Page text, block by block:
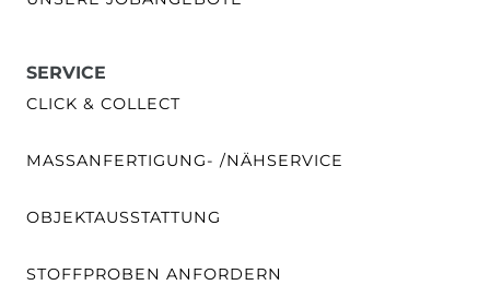
SERVICE
CLICK & COLLECT
MASSANFERTIGUNG- /NÄHSERVICE
OBJEKTAUSSTATTUNG
STOFFPROBEN ANFORDERN